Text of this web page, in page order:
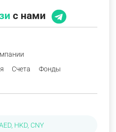
Счета
Фонды
HKD, CNY
с нами